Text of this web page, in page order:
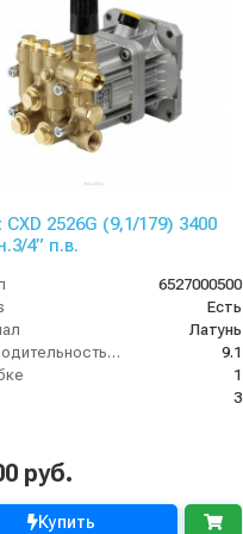
2526G (9,1/179) 3400
4” п.в.
6527000500
Есть
Латунь
Производительность (л/мин)
9.1
1
3
руб.
Купить